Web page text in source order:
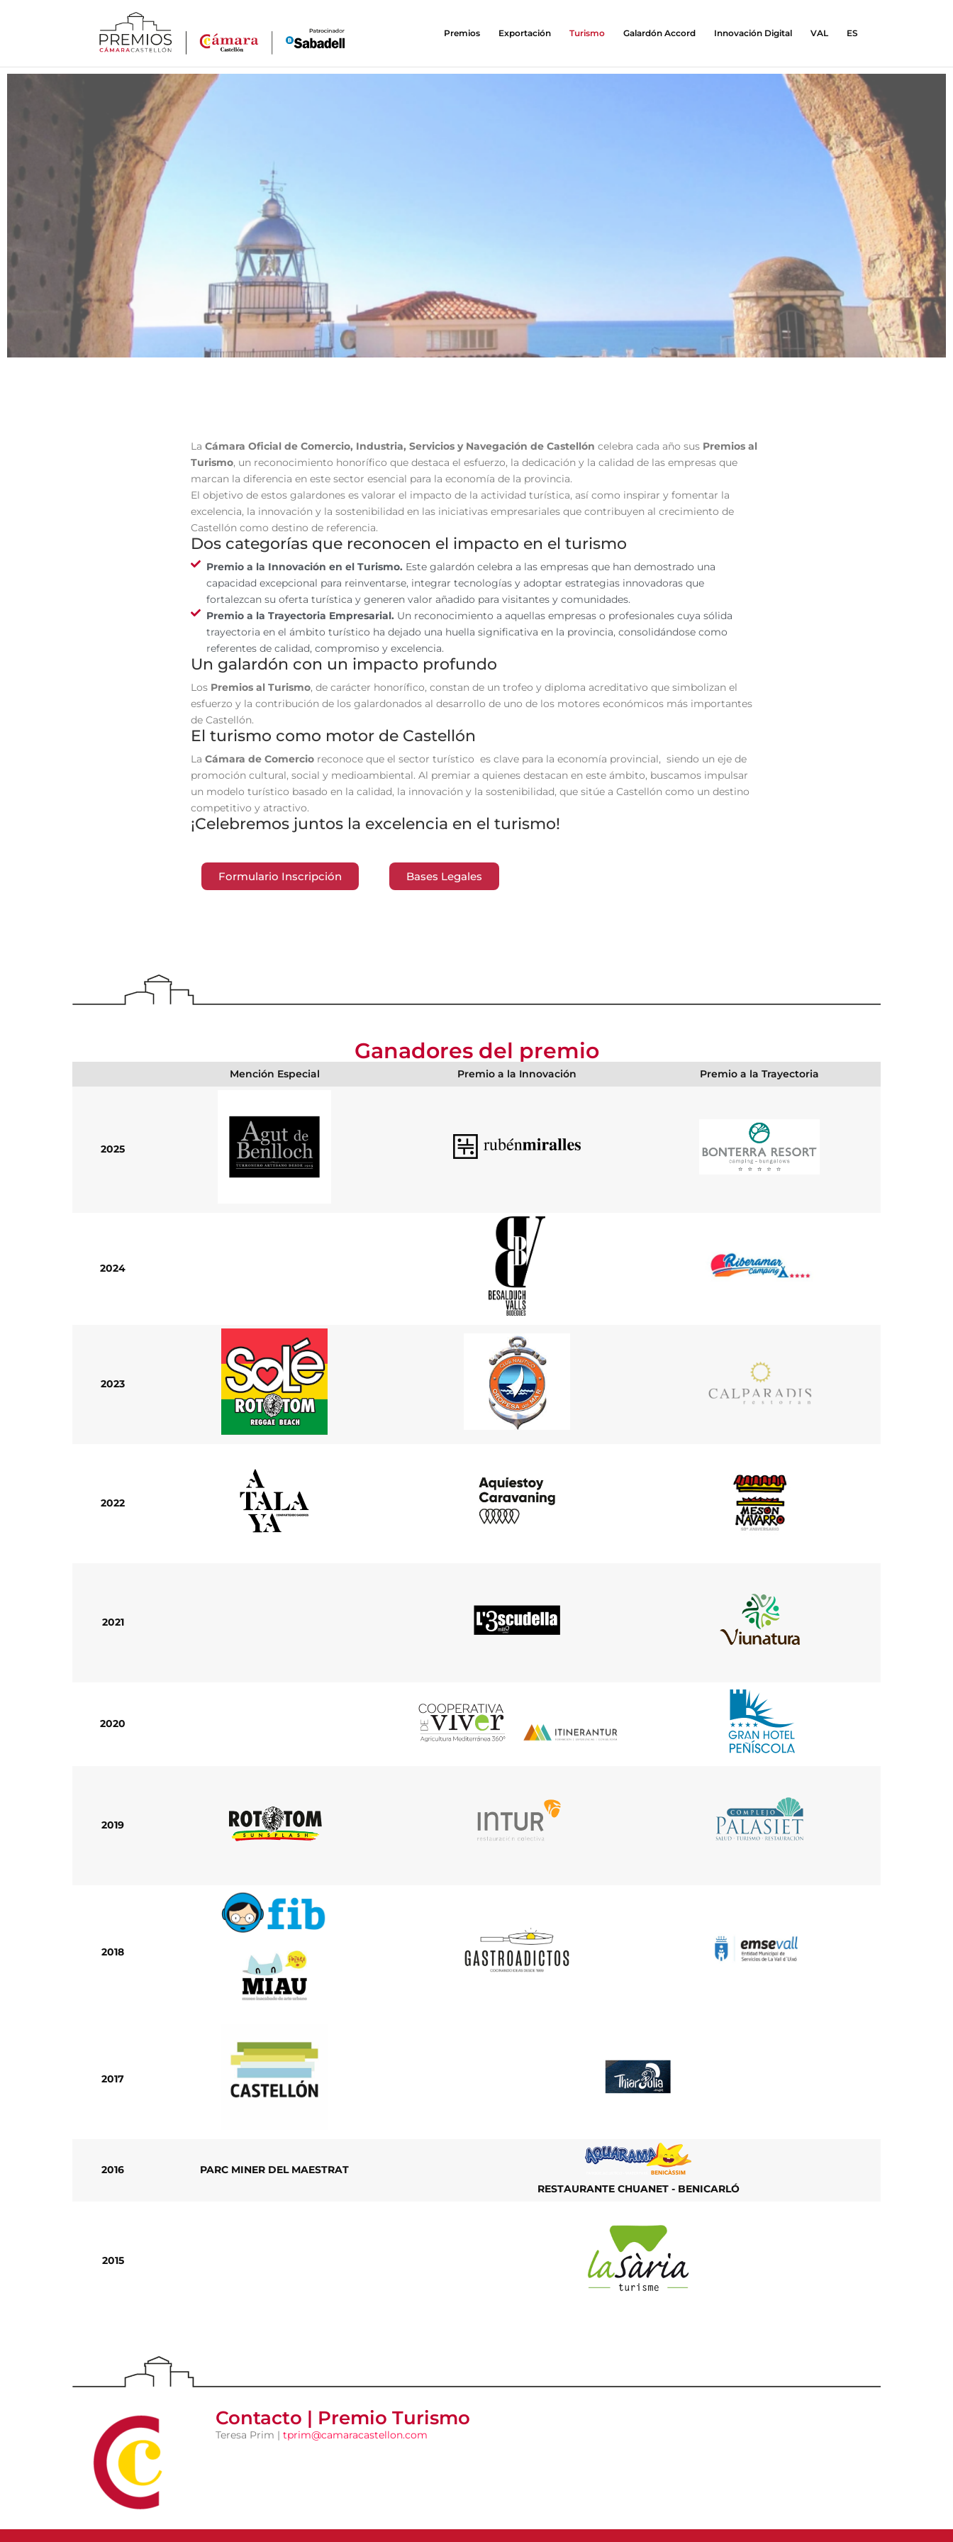
Premios Exportación Turismo Galardón Accord Innovación Digital VAL ES
Turismo
Innovación en el Turismo | Trayectoria Empresarial
La Cámara Oficial de Comercio, Industria, Servicios y Navegación de Castellón celebra cada año sus Premios al
Turismo, un reconocimiento honorífico que destaca el esfuerzo, la dedicación y la calidad de las empresas que
marcan la diferencia en este sector esencial para la economía de la provincia.
El objetivo de estos galardones es valorar el impacto de la actividad turística, así como inspirar y fomentar la
excelencia, la innovación y la sostenibilidad en las iniciativas empresariales que contribuyen al crecimiento de
Castellón como destino de referencia.
Dos categorías que reconocen el impacto en el turismo
Premio a la Innovación en el Turismo. Este galardón celebra a las empresas que han demostrado una
capacidad excepcional para reinventarse, integrar tecnologías y adoptar estrategias innovadoras que
fortalezcan su oferta turística y generen valor añadido para visitantes y comunidades.
Premio a la Trayectoria Empresarial. Un reconocimiento a aquellas empresas o profesionales cuya sólida
trayectoria en el ámbito turístico ha dejado una huella significativa en la provincia, consolidándose como
referentes de calidad, compromiso y excelencia.
Un galardón con un impacto profundo
LosPremios al Turismo, de carácter honorífico, constan de un trofeo y diploma acreditativo que simbolizan el
esfuerzo y la contribución de los galardonados al desarrollo de uno de los motores económicos más importantes
de Castellón.
El turismo como motor de Castellón
La Cámara de Comercioreconoce que el sector turístico es clave para la economía provincial, siendo un eje de
promoción cultural, social y medioambiental. Al premiar a quienes destacan en este ámbito, buscamos impulsar
un modelo turístico basado en la calidad, la innovación y la sostenibilidad, que sitúe a Castellón como un destino
competitivo y atractivo.
¡Celebremos juntos la excelencia en el turismo!
Formulario Inscripción Bases Legales
Ganadores del premio
Mención Especial Premio a la Innovación Premio a la Trayectoria
2025
2024
2023
2022
2021
2020
2019
2018
2017
2016
PARC MINER DEL MAESTRAT
RESTAURANTE CHUANET - BENICARLÓ
2015
Contacto | Premio Turismo
Teresa Prim |tprim@camaracastellon.com